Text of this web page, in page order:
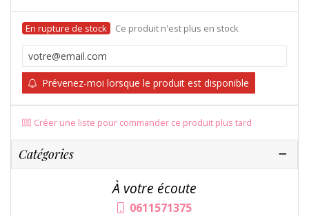
Ce produit n'est plus en stock
Prévenez-moi lorsque le produit est disponible
Créer une liste pour commander ce produit plus tard
Catégories
À votre écoute
0611571375